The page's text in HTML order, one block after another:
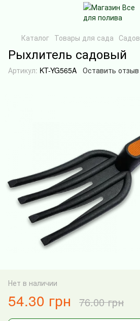
Каталог Товары для сада
Рыхлитель садовый
Артикул: KT-YG565A Оставить отзыв
Нет в наличии
54.30 грн 76.00 грн